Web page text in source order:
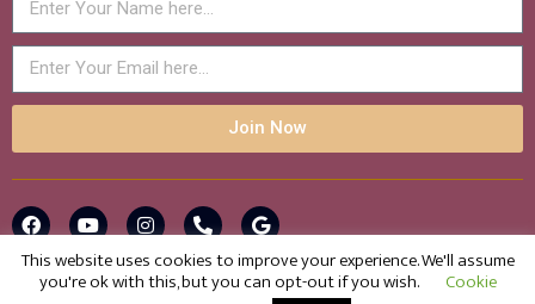
Join Now
© 2016-2025 Glow! Bellydance with Shaheena Azar . All rights
This website uses cookies to improve your experience. We'll assume
you're ok with this, but you can opt-out if you wish.
Cookie
Contact us